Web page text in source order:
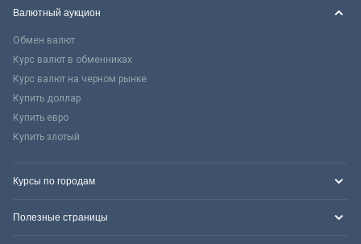
Валютный аукцион
Обмен валют
Курс валют в обменниках
Курс валют на черном рынке
Купить доллар
Купить евро
Купить злотый
Курсы по городам
Полезные страницы